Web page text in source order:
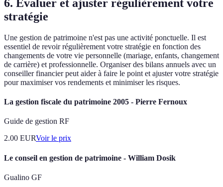
6. Évaluer et ajuster régulièrement votre
stratégie
Une gestion de patrimoine n'est pas une activité ponctuelle. Il est
essentiel de revoir régulièrement votre stratégie en fonction des
changements de votre vie personnelle (mariage, enfants, changement
de carrière) et professionnelle. Organiser des bilans annuels avec un
conseiller financier peut aider à faire le point et ajuster votre stratégie
pour maximiser vos rendements et minimiser les risques.
La gestion fiscale du patrimoine 2005 - Pierre Fernoux
Guide de gestion RF
2.00 EURVoir le prix
Le conseil en gestion de patrimoine - William Dosik
Gualino GF